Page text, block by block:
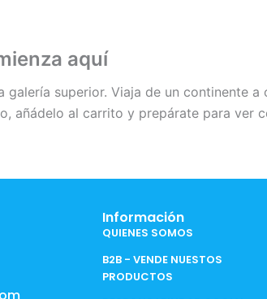
aquí
galería superior. Viaja de un continente
añádelo al carrito y prepárate para ver
Información
QUIENES SOMOS
B2B - VENDE NUESTOS
PRODUCTOS